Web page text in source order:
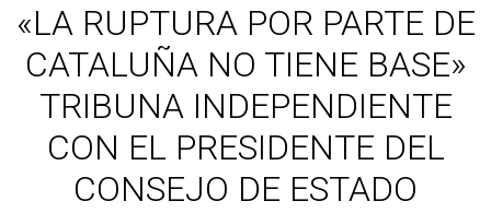
«LA RUPTURA POR PARTE DE
CATALUÑA NO TIENE BASE»
TRIBUNA INDEPENDIENTE
CON EL PRESIDENTE DEL
CONSEJO DE ESTADO